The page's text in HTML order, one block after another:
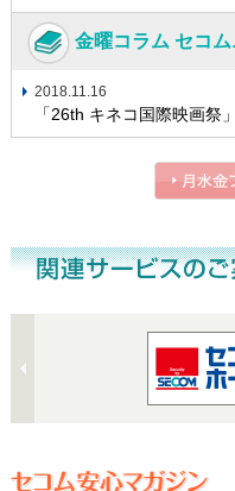
金曜コラム セコ
2018.11.16
「26th キネコ国際映画祭